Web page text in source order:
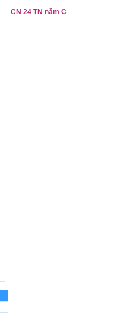
CN 24 TN năm C